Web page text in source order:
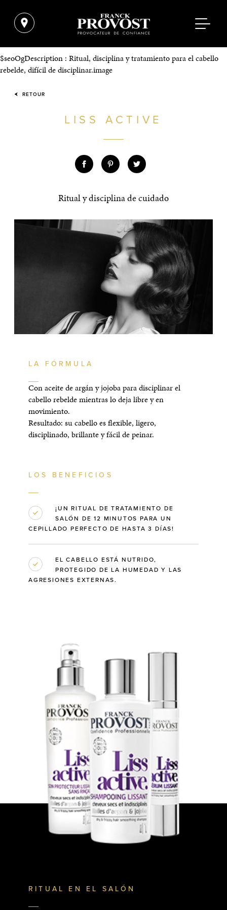
$seoOgDescription : Ritual, disciplina y tratamiento para el cabello
rebelde, difícil de disciplinar.image
RETOUR
LISS ACTIVE
Ritual y disciplina de cuidado
LA FÓRMULA
Con aceite de argán y jojoba para disciplinar el
cabello rebelde mientras lo deja libre y en
movimiento.
Resultado: su cabello es flexible, ligero,
disciplinado, brillante y fácil de peinar.
LOS BENEFICIOS
¡UN RITUAL DE TRATAMIENTO DE
SALÓN DE 12 MINUTOS PARA UN
CEPILLADO PERFECTO DE HASTA 3 DÍAS!
EL CABELLO ESTÁ NUTRIDO,
PROTEGIDO DE LA HUMEDAD Y LAS
AGRESIONES EXTERNAS.
RITUAL EN EL SALÓN